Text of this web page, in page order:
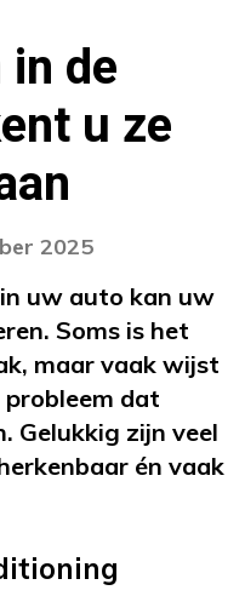
de
u ze
2025
uw auto kan uw
Soms is het
maar vaak wijst
dat
Gelukkig zijn veel
én vaak